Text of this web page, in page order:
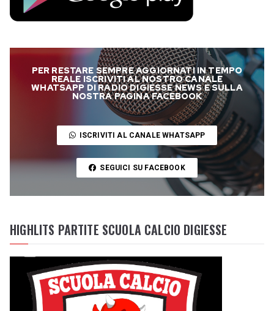
PER RESTARE SEMPRE AGGIORNATI IN TEMPO
REALE ISCRIVITI AL NOSTRO CANALE
WHATSAPP DI RADIO DIGIESSE NEWS E SULLA
NOSTRA PAGINA FACEBOOK
ISCRIVITI AL CANALE WHATSAPP
SEGUICI SU FACEBOOK
HIGHLITS PARTITE SCUOLA CALCIO DIGIESSE